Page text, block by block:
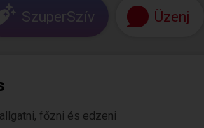
SzuperSzív Üzenj
főzni és edzeni